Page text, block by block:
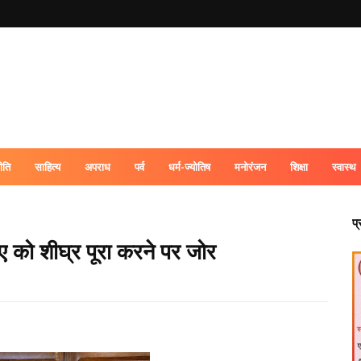
साहित्य अपराध पर्व धर्म-ज्योतिष मनोरंजन शिक्षा स्वास्थ
को शीघ्र पूरा करने पर जोर